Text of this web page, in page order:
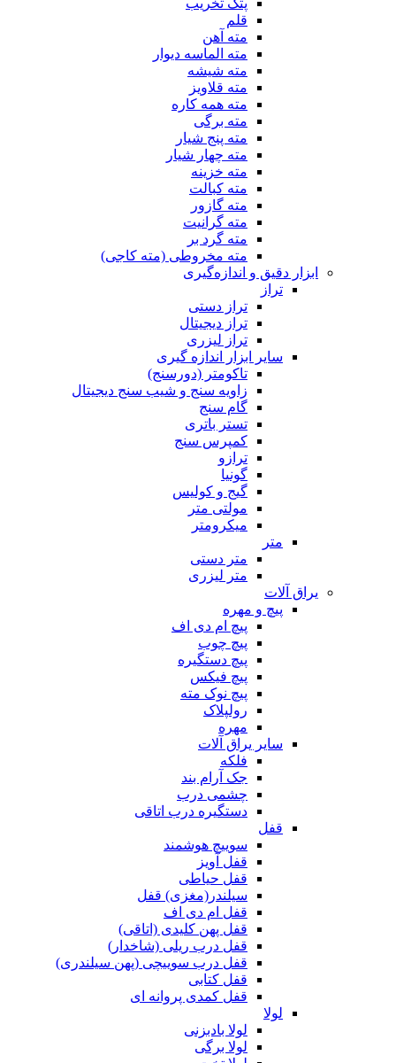
قلم
مته آهن
مته الماسه دیوار
مته شیشه
مته قلاویز
مته همه کاره
مته برگی
مته پنج شیار
مته چهار شیار
مته خزینه
مته کبالت
مته گازور
مته گرانیت
مته گرد بر
مته مخروطی (مته کاجی)
ابزار دقیق و اندازه‌گیری
تراز
تراز دستی
تراز دیجیتال
تراز لیزری
سایر ابزار اندازه گیری
تاکومتر (دورسنج)
زاویه سنج و شیب سنج دیجیتال
گام سنج
تستر باتری
کمپرس سنج
ترازو
گونیا
گیج و کولیس
مولتی متر
میکرومتر
متر
متر دستی
متر لیزری
یراق آلات
پیچ و مهره
پیچ ام دی اف
پیچ چوب
پیچ دستگیره
پیچ فیکس
پیچ نوک مته
رولپلاک
مهره
سایر یراق آلات
فلکه
جک آرام بند
چشمی درب
دستگیره درب اتاقی
قفل
سوییچ هوشمند
قفل آویز
قفل حیاطی
سیلندر(مغزی) قفل
قفل ام دی اف
قفل پهن کلیدی (اتاقی)
قفل درب ریلی (شاخدار)
قفل درب سوییچی (پهن سیلندری)
قفل کتابی
قفل کمدی پروانه ای
لولا
لولا بادبزنی
لولا برگی